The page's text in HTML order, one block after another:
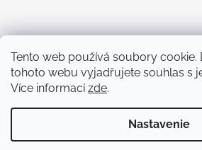
Tento web používá soubory cookie.
tohoto webu vyjadřujete souhlas s
Více informacízde.
Nastavenie
Facebook PLASMAkosmetika
instagram